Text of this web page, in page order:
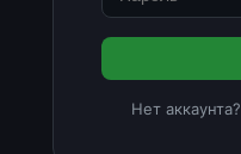
Нет аккаунта?